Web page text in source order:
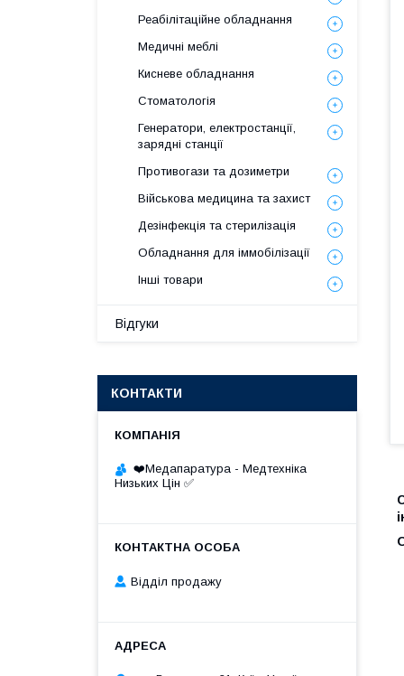
Реабілітаційне обладнання
Медичні меблі
Кисневе обладнання
Стоматологія
Генератори, електростанції,
зарядні станції
Противогази та дозиметри
Військова медицина та захист
Дезінфекція та стерилізація
Обладнання для іммобілізації
Інші товари
Відгуки
КОНТАКТИ
❤️Медапаратура - Медтехніка
Низьких Цін ✅
Відділ продажу